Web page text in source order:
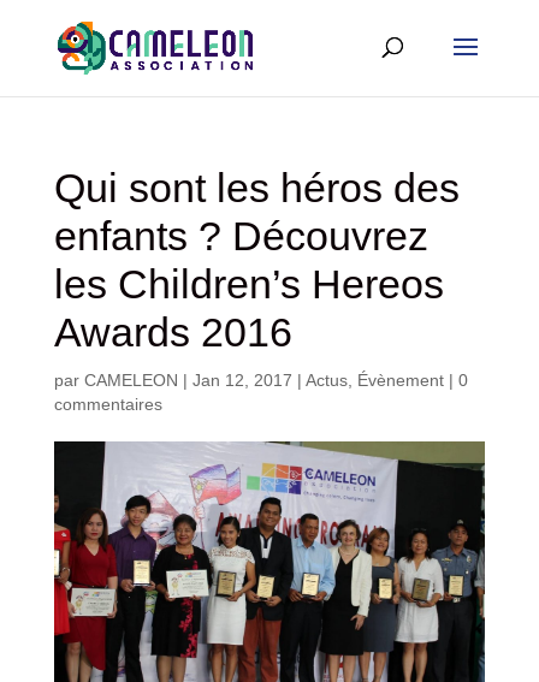
Qui sont les héros des
enfants ? Découvrez
les Children’s Hereos
Awards 2016
par CAMELEON | Jan 12, 2017 | Actus, Évènement| 0
commentaires